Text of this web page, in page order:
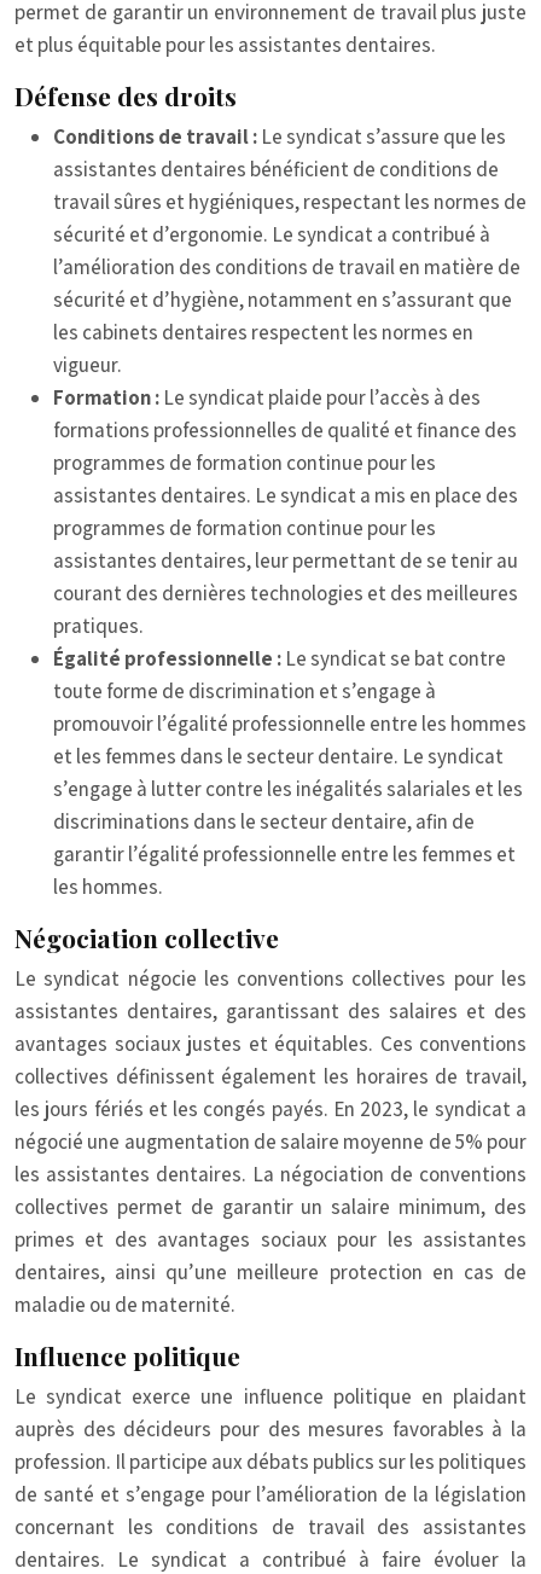
permet de garantir un environnement de travail plus juste
et plus équitable pour les assistantes dentaires.
Défense des droits
Conditions de travail : Le syndicat s’assure que les
assistantes dentaires bénéficient de conditions de
travail sûres et hygiéniques, respectant les normes de
sécurité et d’ergonomie. Le syndicat a contribué à
l’amélioration des conditions de travail en matière de
sécurité et d’hygiène, notamment en s’assurant que
les cabinets dentaires respectent les normes en
vigueur.
Formation : Le syndicat plaide pour l’accès à des
formations professionnelles de qualité et finance des
programmes de formation continue pour les
assistantes dentaires. Le syndicat a mis en place des
programmes de formation continue pour les
assistantes dentaires, leur permettant de se tenir au
courant des dernières technologies et des meilleures
pratiques.
Égalité professionnelle : Le syndicat se bat contre
toute forme de discrimination et s’engage à
promouvoir l’égalité professionnelle entre les hommes
et les femmes dans le secteur dentaire. Le syndicat
s’engage à lutter contre les inégalités salariales et les
discriminations dans le secteur dentaire, afin de
garantir l’égalité professionnelle entre les femmes et
les hommes.
Négociation collective
Le syndicat négocie les conventions collectives pour les
assistantes dentaires, garantissant des salaires et des
avantages sociaux justes et équitables. Ces conventions
collectives définissent également les horaires de travail,
les jours fériés et les congés payés. En 2023, le syndicat a
négocié une augmentation de salaire moyenne de 5% pour
les assistantes dentaires. La négociation de conventions
collectives permet de garantir un salaire minimum, des
primes et des avantages sociaux pour les assistantes
dentaires, ainsi qu’une meilleure protection en cas de
maladie ou de maternité.
Influence politique
Le syndicat exerce une influence politique en plaidant
auprès des décideurs pour des mesures favorables à la
profession. Il participe aux débats publics sur les politiques
de santé et s’engage pour l’amélioration de la législation
concernant les conditions de travail des assistantes
dentaires. Le syndicat a contribué à faire évoluer la